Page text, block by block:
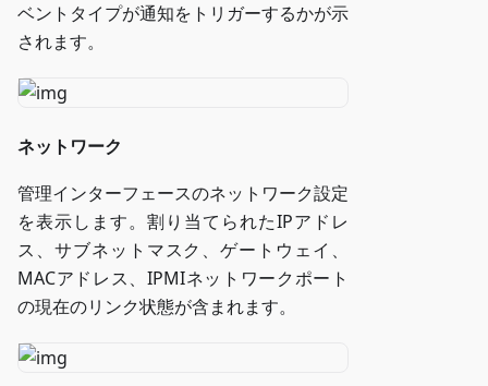
ベントタイプが通知をトリガーするかが示
されます。
ネットワーク
管理インターフェースのネットワーク設定
を表示します。割り当てられたIPアドレ
ス、サブネットマスク、ゲートウェイ、
MACアドレス、IPMIネットワークポート
の現在のリンク状態が含まれます。